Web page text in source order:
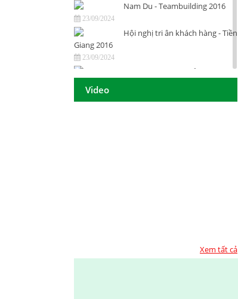
Nam Du - Teambuilding 2016
23/09/2024
Hội nghị tri ân khách hàng - Tiền
Giang 2016
23/09/2024
DAISON GROUP Quảng Ngãi -
Hội nghị tri ân khách hàng 2016
Video
Xem tất cả